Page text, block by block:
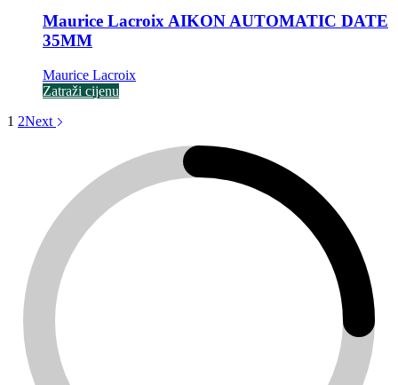
Maurice Lacroix AIKON AUTOMATIC DATE
35MM
Maurice Lacroix
Zatraži cijenu
1 2Next